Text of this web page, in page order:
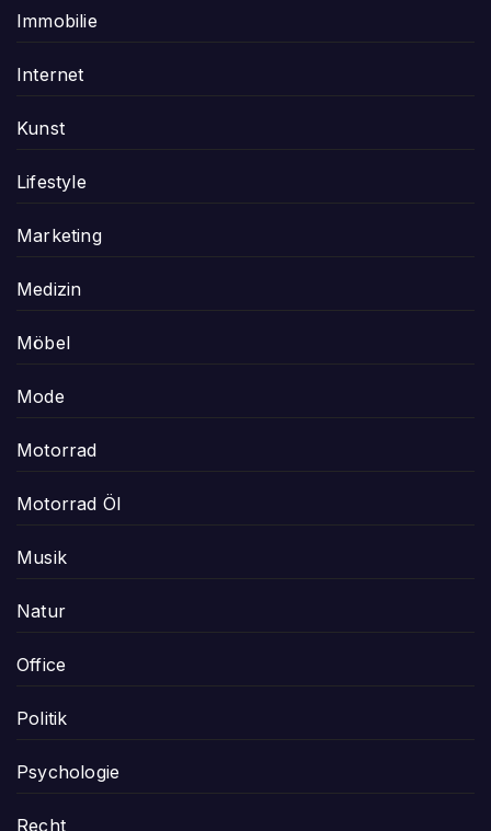
Immobilie
Internet
Kunst
Lifestyle
Marketing
Medizin
Möbel
Mode
Motorrad
Motorrad Öl
Musik
Natur
Office
Politik
Psychologie
Recht